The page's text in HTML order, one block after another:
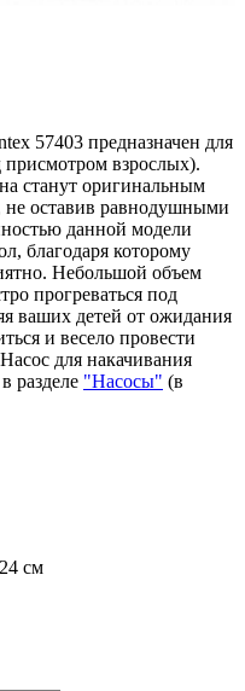
57403 предназначен для
присмотром взрослых).
станут оригинальным
не оставив равнодушными
данной модели
благодаря которому
Небольшой объем
прогреваться под
ваших детей от ожидания
и весело провести
для накачивания
разделе "Насосы" (в
см